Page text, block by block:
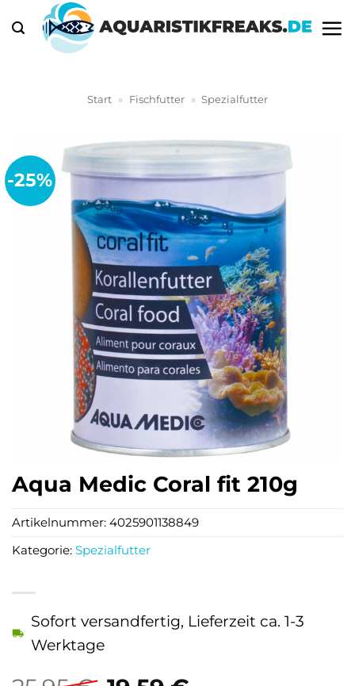
Inhalt
springen
Start » Fischfutter » Spezialfutter
-25%
Aqua Medic Coral fit 210g
Sofort versandfertig, Lieferzeit ca. 1-3
Werktage
Artikelnummer: 4025901138849
Kategorie: Spezialfutter